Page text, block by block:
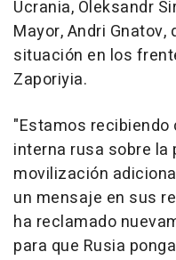
Ucrania, Oleksandr
Mayor, Andri
situación en los
Zaporiyia.
"Estamos
interna rusa sobre la
movilización
un mensaje en sus
ha reclamado
para que Rusia